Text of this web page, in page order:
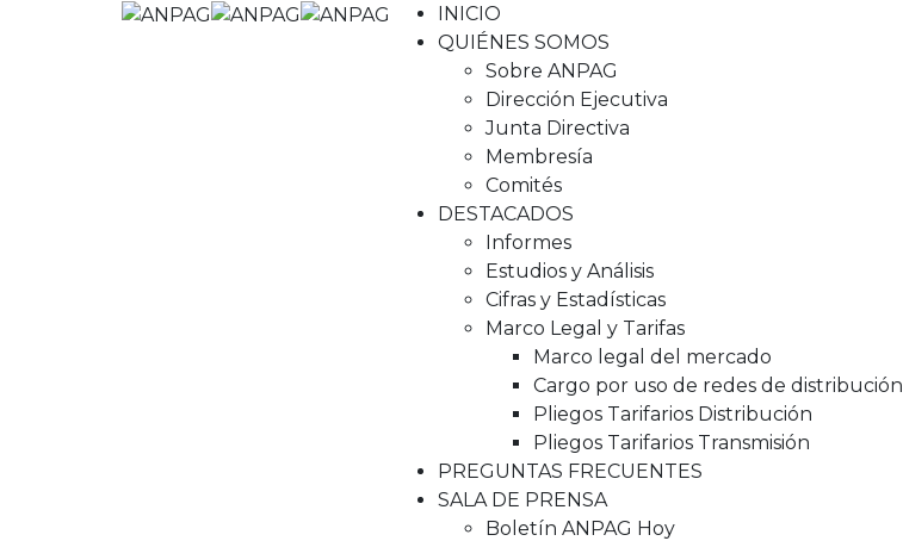
INICIO
QUIÉNES SOMOS
Sobre ANPAG
Dirección Ejecutiva
Junta Directiva
Membresía
Comités
DESTACADOS
Informes
Estudios y Análisis
Cifras y Estadísticas
Marco Legal y Tarifas
Marco legal del mercado
Cargo por uso de redes de distribución
Pliegos Tarifarios Distribución
Pliegos Tarifarios Transmisión
PREGUNTAS FRECUENTES
SALA DE PRENSA
Boletín ANPAG Hoy